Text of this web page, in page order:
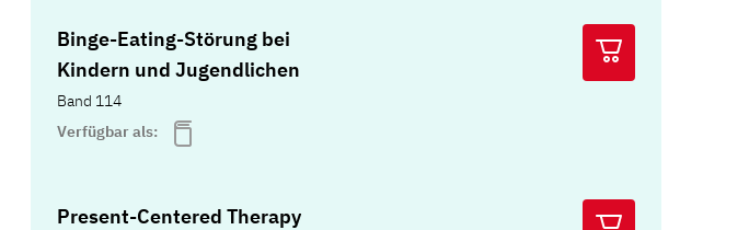
Binge-Eating-Störung bei
Kindern und Jugendlichen
Band 114
Verfügbar als:
Present-Centered Therapy